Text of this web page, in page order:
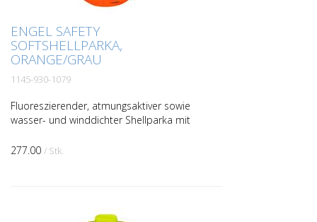
ENGEL SAFETY
SOFTSHELLPARKA,
ORANGE/GRAU
1145-930-1079
Fluoreszierender, atmungsaktiver sowie
wasser- und winddichter Shellparka mit
Nähten. Der Parka hat einen hohen
277.00 / Stk.